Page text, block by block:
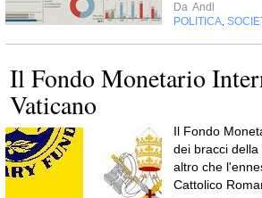
Da Andl
POLITICA
Il Fondo Monetario
Vaticano
Il Fondo
dei bracci
altro che
Cattolico